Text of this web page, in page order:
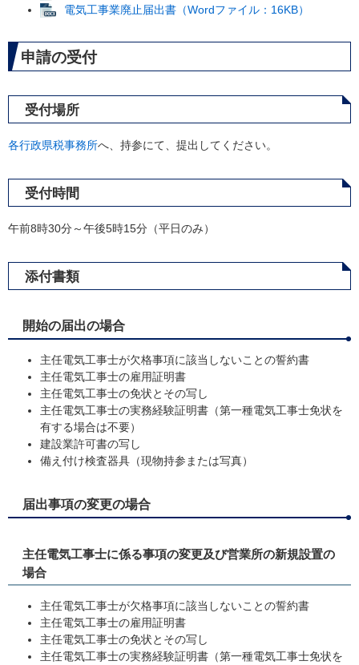
電気工事業廃止届出書（Wordファイル：16KB）
申請の受付
受付場所
各行政県税事務所へ、持参にて、提出してください。
受付時間
午前8時30分～午後5時15分（平日のみ）
添付書類
開始の届出の場合
主任電気工事士が欠格事項に該当しないことの誓約書
主任電気工事士の雇用証明書
主任電気工事士の免状とその写し
主任電気工事士の実務経験証明書（第一種電気工事士免状を
有する場合は不要）
建設業許可書の写し
備え付け検査器具（現物持参または写真）
届出事項の変更の場合
主任電気工事士に係る事項の変更及び営業所の新規設置の
場合
主任電気工事士が欠格事項に該当しないことの誓約書
主任電気工事士の雇用証明書
主任電気工事士の免状とその写し
主任電気工事士の実務経験証明書（第一種電気工事士免状を